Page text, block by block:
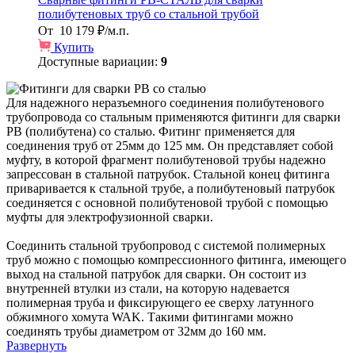
полибутеновых труб со стальной трубой
От 10 179 ₽/м.п.
Купить
Доступные вариации: 9
Для надежного неразъемного соединения полибутенового
трубопровода со стальным применяются фитинги для сварки
PB (полибутена) со сталью. Фитинг применяется для
соединения труб от 25мм до 125 мм. Он представляет собой
муфту, в которой фрагмент полибутеновой трубы надежно
запрессован в стальной патрубок. Стальной конец фитинга
приваривается к стальной трубе, а полибутеновый патрубок
соединяется с основной полибутеновой трубой с помощью
муфты для электрофузионной сварки.
Соединить стальной трубопровод с системой полимерных
труб можно с помощью компрессионного фитинга, имеющего
выход на стальной патрубок для сварки. Он состоит из
внутренней втулки из стали, на которую надевается
полимерная труба и фиксирующего ее сверху латунного
обжимного хомута WAK. Такими фитингами можно
соединять трубы диаметром от 32мм до 160 мм.
Развернуть